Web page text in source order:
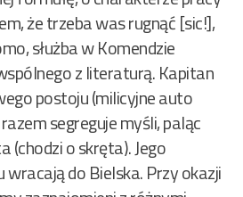
że trzeba was rugnąć [sic!],
służba w Komendzie
z literaturą. Kapitan
postoju (milicyjne auto
segreguje myśli, paląc
(chodzi o skręta). Jego
do Bielska. Przy okazji